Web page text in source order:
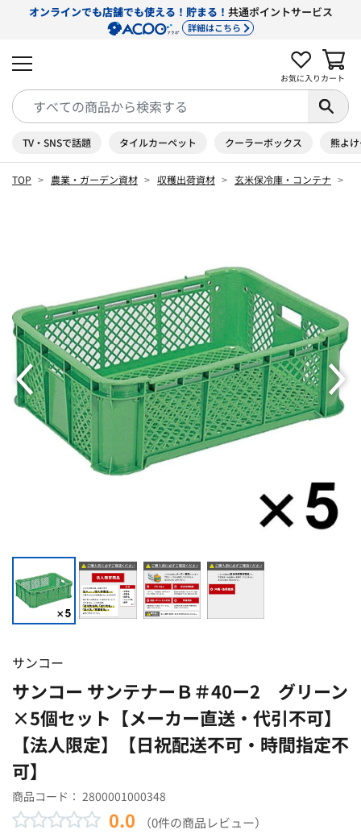
オンラインでも店舗でも使える！貯まる！ 共通ポイントサービス
詳細はこちら
お気に入り カート
TV・SNSで話題 タイルカーペット クーラーボックス 熊よ
TOP 農業・ガーデン資材 収穫出荷資材 玄米保冷庫・コンテナ
サンコー
サンコー サンテナーＢ＃40ー2 グリーン
×5個セット【メーカー直送・代引不可】
【法人限定】【日祝配送不可・時間指定不
可】
商品コード： 2800001000348
0.0 （0件の商品レビュー）